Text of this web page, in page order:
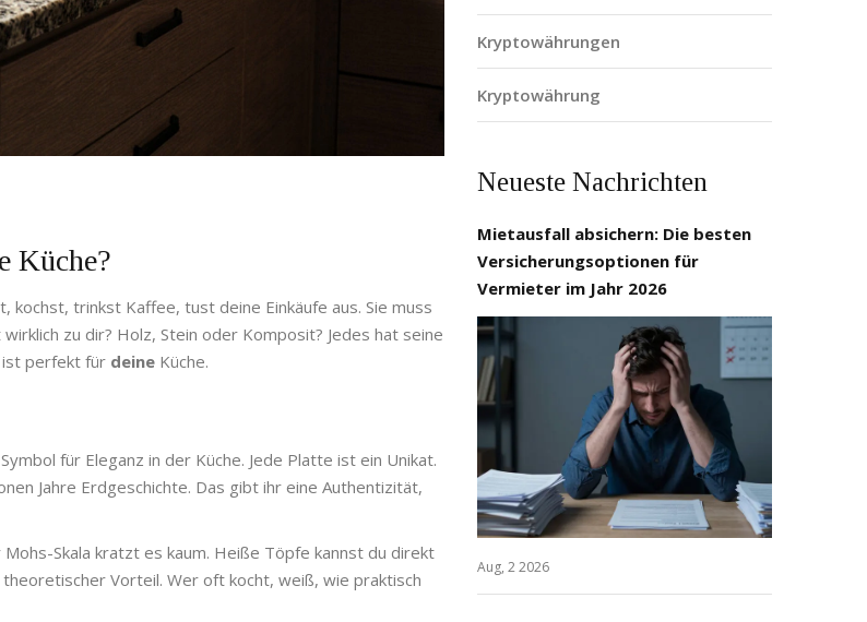
Küche?
trinkst Kaffee, tust deine Einkäufe aus. Sie muss
zu dir? Holz, Stein oder Komposit? Jedes hat seine
ist perfekt für deine Küche.
für Eleganz in der Küche. Jede Platte ist ein Unikat.
Jahre Erdgeschichte. Das gibt ihr eine Authentizität,
Skala kratzt es kaum. Heiße Töpfe kannst du direkt
Vorteil. Wer oft kocht, weiß, wie praktisch
Kryptowährungen
Kryptowährung
Neueste Nachrichten
Mietausfall absichern: Die besten
Versicherungsoptionen für
Vermieter im Jahr 2026
Aug, 2 2026